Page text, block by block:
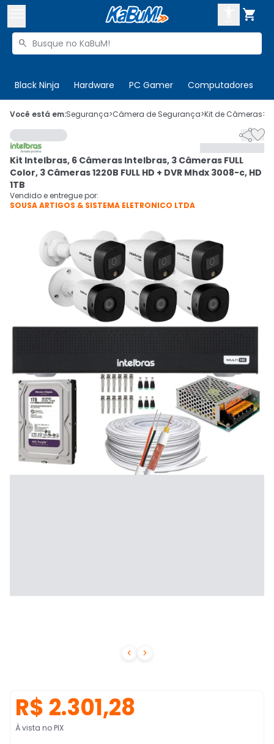

Buscar produtos

Black Ninja Hardware PC Gamer Computadores
 Olá. Acesse sua conta
 Departamentos
Cupons
Mais Vendidos
CADASTRE-SE
Você está em:Segurança>Câmera de Segurança>Kit de Câmeras>
 

Kit Intelbras, 6 Câmeras Intelbras, 3 Câmeras FULL
Color, 3 Câmeras 1220B FULL HD + DVR Mhdx 3008-c, HD
1TB
Vendido e entregue por:
SOUSA ARTIGOS & SISTEMA ELETRONICO LTDA
R$ 2.301,28
À vista no PIX